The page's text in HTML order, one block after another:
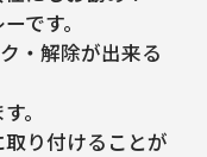
です。
・解除が出来る
。
り付けることが